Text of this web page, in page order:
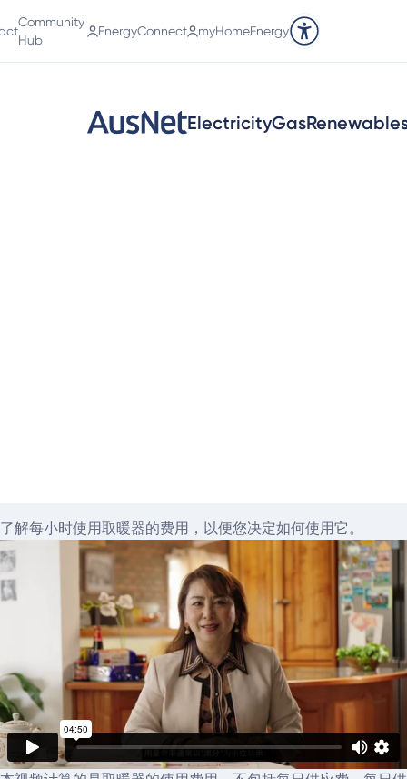
Community
Hub
EnergyConnect myHomeEnergy
Accessibility tools
ElectricityGas
了解每小时使用取暖器的费用，以便您决定如何使用它。